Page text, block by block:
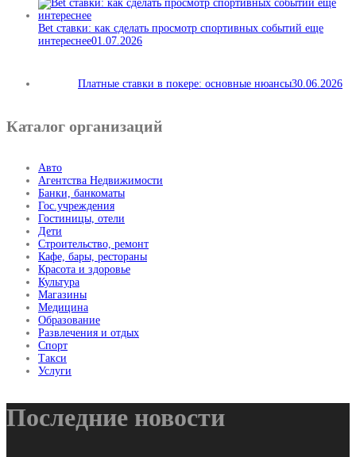
Bet ставки: как сделать просмотр спортивных событий еще
интереснее01.07.2026
Платные ставки в покере: основные нюансы30.06.2026
Каталог организаций
Авто
Агентства Недвижимости
Банки, банкоматы
Гос.учреждения
Гостиницы, отели
Дети
Строительство, ремонт
Кафе, бары, рестораны
Красота и здоровье
Культура
Магазины
Медицина
Образование
Развлечения и отдых
Спорт
Такси
Услуги
Последние новости